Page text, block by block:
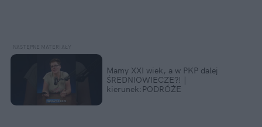
Mamy XXI wiek, a w PKP dalej
ŚREDNIOWIECZE?! |
kierunek:PODRÓŻE